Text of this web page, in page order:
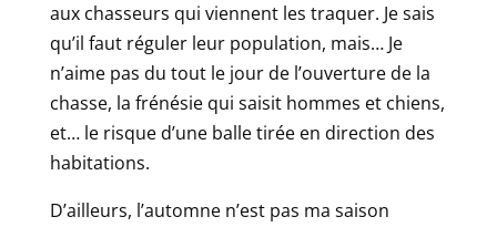
aux chasseurs qui viennent les traquer. Je sais
qu’il faut réguler leur population, mais… Je
n’aime pas du tout le jour de l’ouverture de la
chasse, la frénésie qui saisit hommes et chiens,
et… le risque d’une balle tirée en direction des
habitations.
D’ailleurs, l’automne n’est pas ma saison